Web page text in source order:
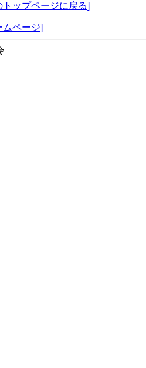
ップページに戻る]
ページ]